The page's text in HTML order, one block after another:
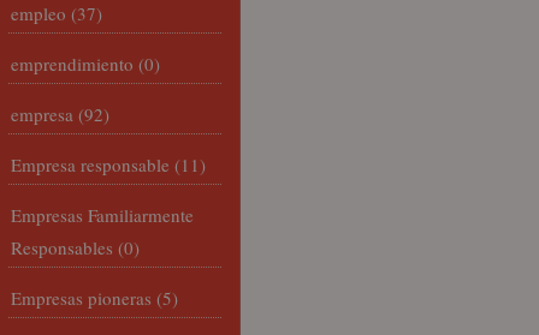
empleo (37)
emprendimiento (0)
empresa (92)
Empresa responsable (11)
Empresas Familiarmente
Responsables (0)
Empresas pioneras (5)